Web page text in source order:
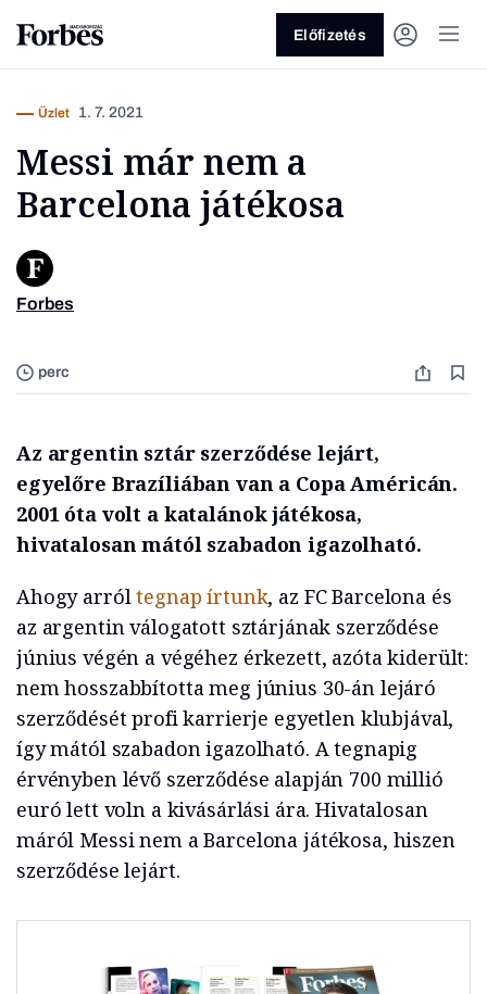
Előfizetés
perc
Üzlet 1. 7. 2021
Messi már nem a
Barcelona játékosa
Forbes
Az argentin sztár szerződése lejárt,
egyelőre Brazíliában van a Copa Américán.
2001 óta volt a katalánok játékosa,
hivatalosan mától szabadon igazolható.
Ahogy arróltegnap írtunk, az FC Barcelona és
az argentin válogatott sztárjának szerződése
június végén a végéhez érkezett, azóta kiderült:
nem hosszabbította meg június 30-án lejáró
szerződését profi karrierje egyetlen klubjával,
így mától szabadon igazolható. A tegnapig
érvényben lévő szerződése alapján 700 millió
euró lett voln a kivásárlási ára. Hivatalosan
máról Messi nem a Barcelona játékosa, hiszen
szerződése lejárt.